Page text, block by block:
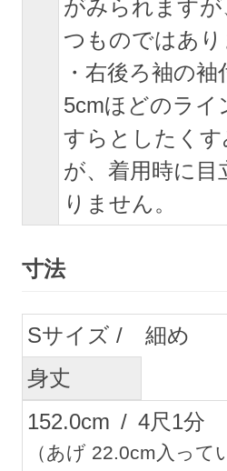
がみられます
つものではあり
・右後ろ袖の袖
5cmほどのライ
すらとしたく
が、着用時に目
りません。
寸法
S
細め
身丈
152.0cm / 4尺1分
（あげ 22.0cm入って